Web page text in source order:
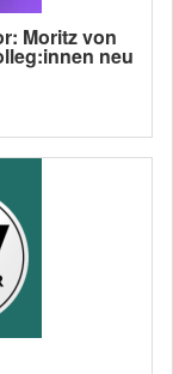
Moritz von
neu